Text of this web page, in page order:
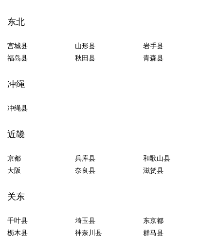
东北
宫城县 山形县
岩手县
福岛县
秋田县 青森县
冲绳
冲绳县
近畿
京都 兵库县
和歌山县
大阪
奈良县 滋贺县
关东
千叶县 埼玉县
东京都
枥木县
神奈川县
群马县